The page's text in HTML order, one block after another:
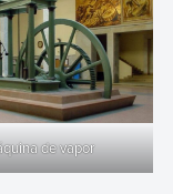
de vapor